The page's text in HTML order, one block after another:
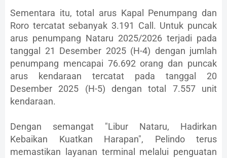
Sementara itu, total arus Kapal Penumpang dan
Roro tercatat sebanyak 3.191 Call. Untuk puncak
arus penumpang Nataru 2025/2026 terjadi pada
tanggal 21 Desember 2025 (H-4) dengan jumlah
penumpang mencapai 76.692 orang dan puncak
arus kendaraan tercatat pada tanggal 20
Desember 2025 (H-5) dengan total 7.557 unit
kendaraan.
Dengan semangat "Libur Nataru, Hadirkan
Kebaikan Kuatkan Harapan", Pelindo terus
memastikan layanan terminal melalui penguatan